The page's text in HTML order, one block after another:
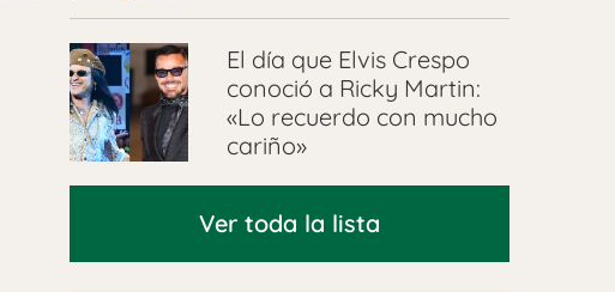
El día que Elvis Crespo
conoció a Ricky Martin:
«Lo recuerdo con mucho
cariño»
Ver toda la lista